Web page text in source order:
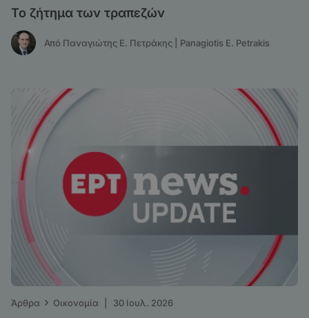
Το ζήτημα των τραπεζών
Από Παναγιώτης Ε. Πετράκης | Panagiotis E. Petrakis
Άρθρα › Οικονομία 30 Ιουλ. 2026